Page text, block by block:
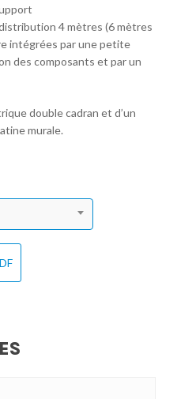
4 mètres (6 mètres
intégrées par une petite
des composants et par un
double cadran et d’un
murale.